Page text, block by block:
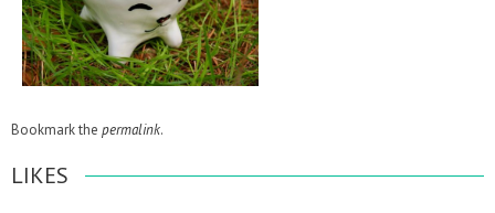
Bookmark the permalink.
LIKES